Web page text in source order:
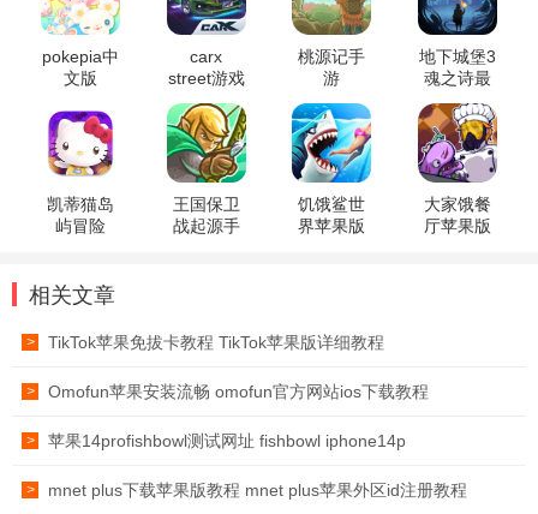
pokepia中
文版
carx
street游戏
桃源记手
游
地下城堡3
魂之诗最
新版
凯蒂猫岛
屿冒险
王国保卫
战起源手
饥饿鲨世
界苹果版
大家饿餐
厅苹果版
相关文章
> TikTok苹果免拔卡教程 TikTok苹果版详细教程
> Omofun苹果安装流畅 omofun官方网站ios下载教程
> 苹果14profishbowl测试网址 fishbowl iphone14p
> mnet plus下载苹果版教程 mnet plus苹果外区id注册教程